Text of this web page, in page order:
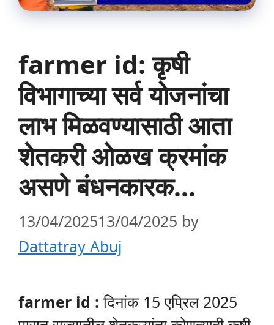
farmer id: कृषी
विभागाच्या सर्व योजनांचा
लाभ मिळवण्यासाठी आता
शेतकरी ओळख क्रमांक
असणे बंधनकारक…
13/04/202513/04/2025 by
Dattatray Abuj
farmer id :दिनांक 15 एप्रिल 2025